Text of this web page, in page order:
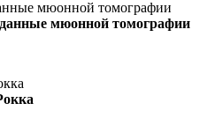
мюонной томографии